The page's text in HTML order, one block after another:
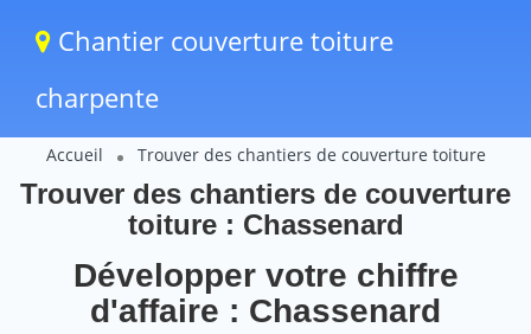
Chantier couverture toiture
charpente
Accueil Trouver des chantiers de couverture toiture
Trouver des chantiers de couverture
toiture : Chassenard
Développer votre chiffre
d'affaire : Chassenard